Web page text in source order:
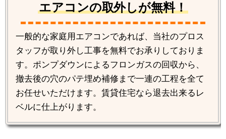
エアコンの取外しが無料！
一般的な家庭用エアコンであれば、当社のプロス
タッフが取り外し工事を無料でお承りしておりま
す。ポンプダウンによるフロンガスの回収から、
撤去後の穴のパテ埋め補修まで一連の工程を全て
お任せいただけます。賃貸住宅なら退去出来るレ
ベルに仕上がります。